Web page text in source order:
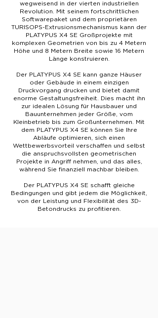
wegweisend in der vierten industriellen
Revolution. Mit seinem fortschrittlichen
Softwarepaket und dem proprietären
TURISOPS-Extrusionsmechanismus kann der
PLATYPUS X4 SE Großprojekte mit
komplexen Geometrien von bis zu 4 Metern
Höhe und 8 Metern Breite sowie 16 Metern
Länge konstruieren.
Der PLATYPUS X4 SE kann ganze Häuser
oder Gebäude in einem einzigen
Druckvorgang drucken und bietet damit
enorme Gestaltungsfreiheit. Dies macht ihn
zur idealen Lösung für Hausbauer und
Bauunternehmen jeder Größe, vom
Kleinbetrieb bis zum Großunternehmen. Mit
dem PLATYPUS X4 SE können Sie Ihre
Abläufe optimieren, sich einen
Wettbewerbsvorteil verschaffen und selbst
die anspruchsvollsten geometrischen
Projekte in Angriff nehmen, und das alles,
während Sie finanziell machbar bleiben.
Der PLATYPUS X4 SE schafft gleiche
Bedingungen und gibt jedem die Möglichkeit,
von der Leistung und Flexibilität des 3D-
Betondrucks zu profitieren.